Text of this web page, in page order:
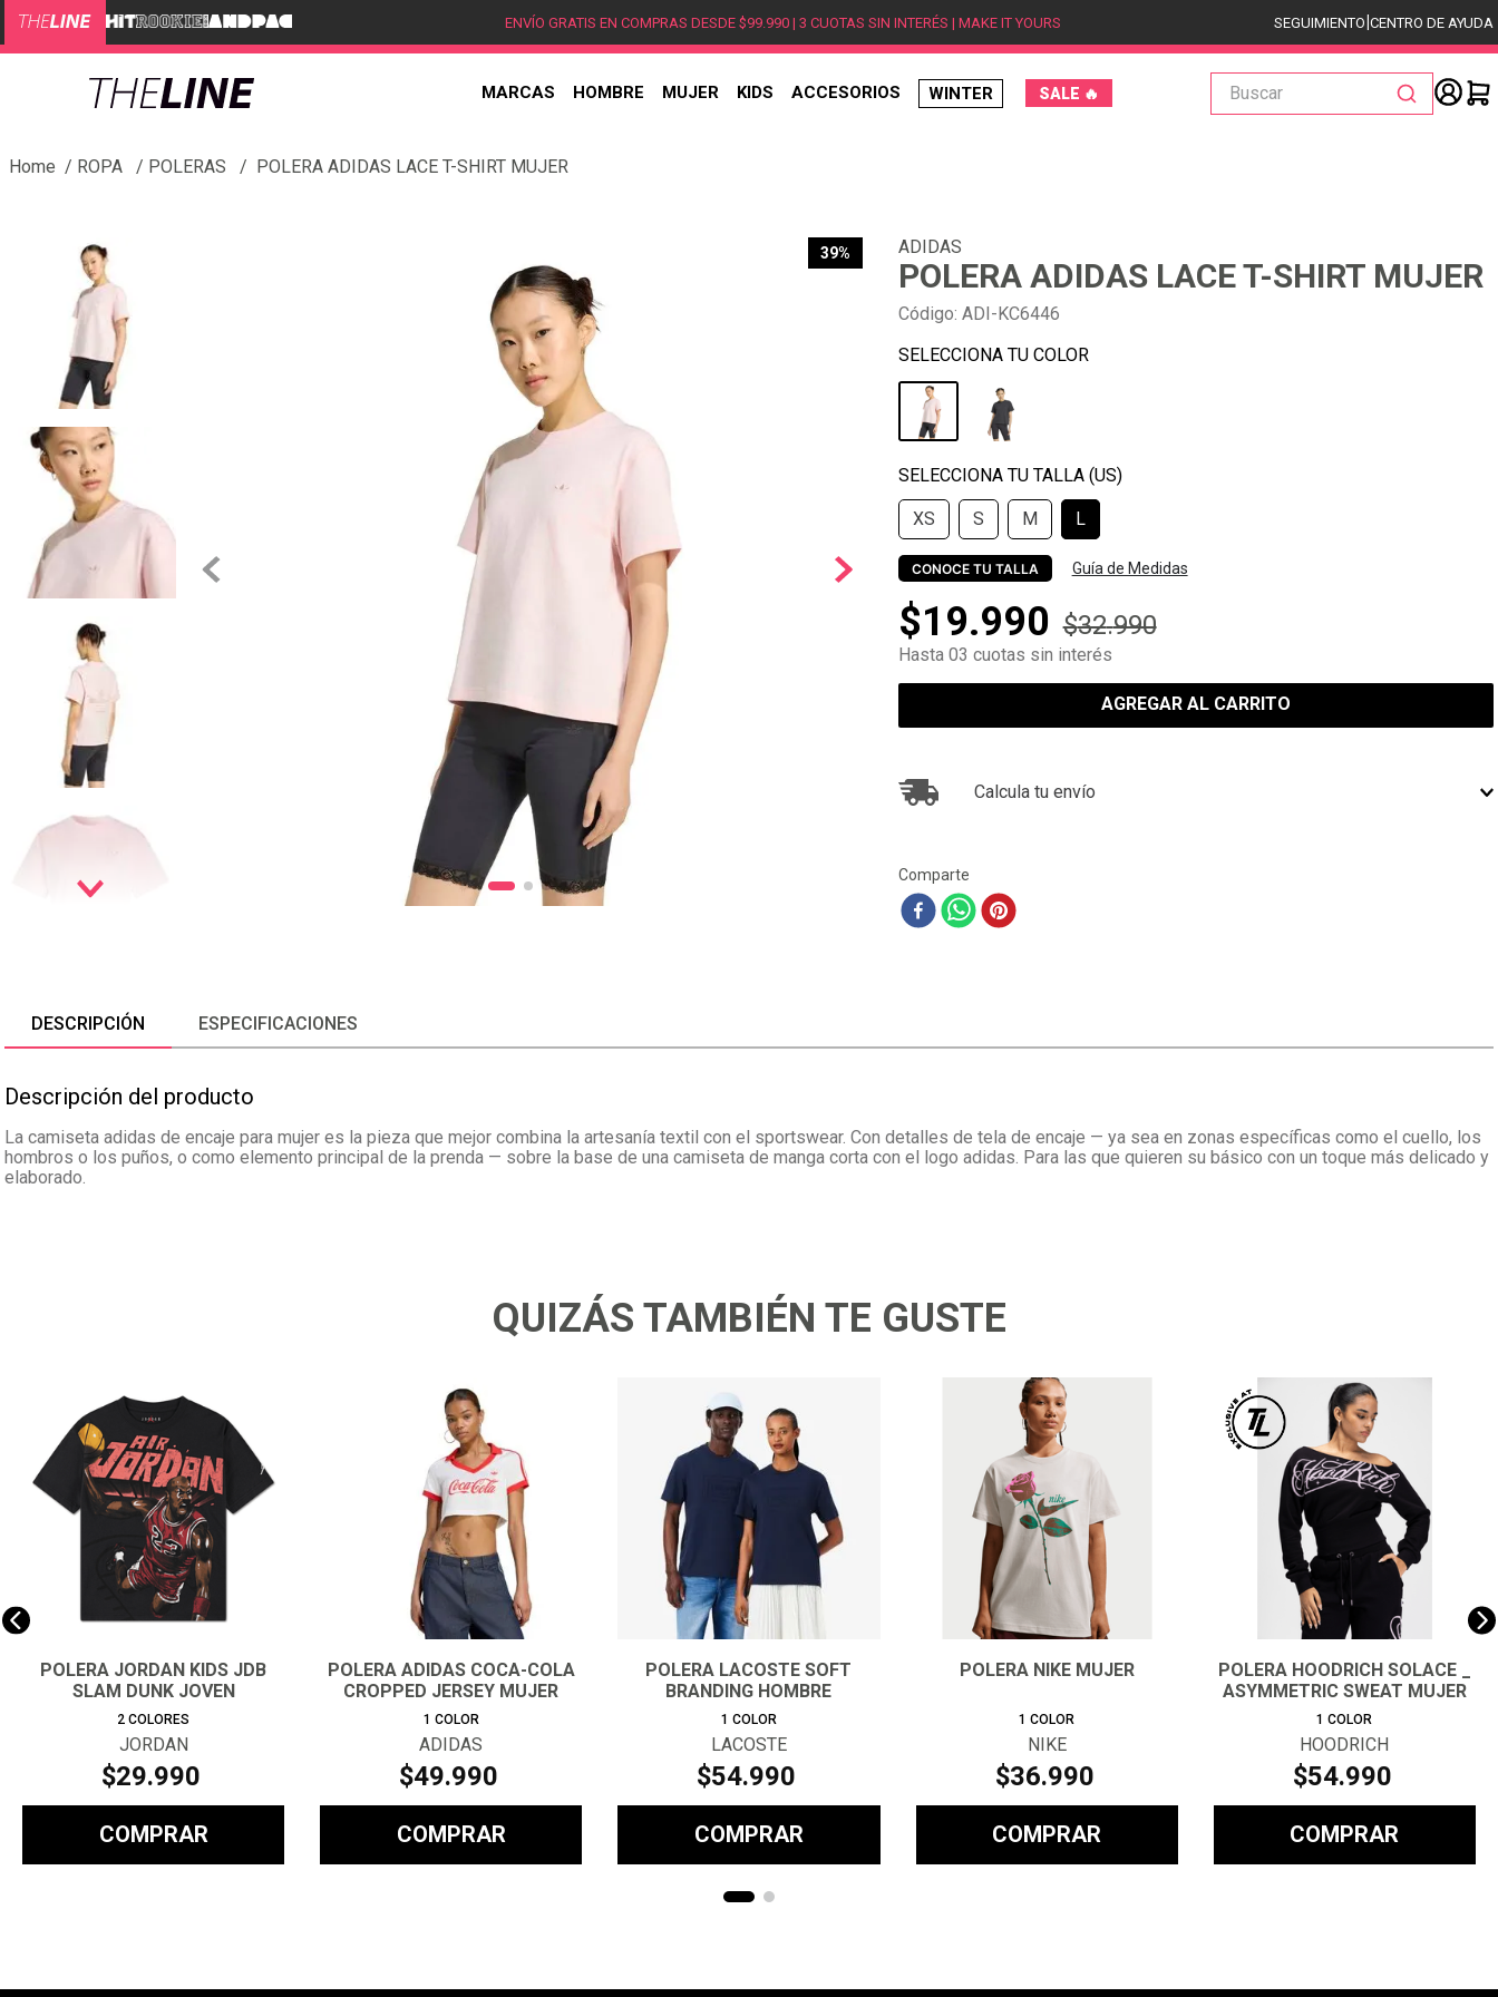
ENVÍO GRATIS EN COMPRAS DESDE $99.990 | 3 CUOTAS SIN INTERÉS | MAKE IT YOURS SEGUIMIENTO|CENTRO DE AYUDA
MARCAS HOMBRE MUJER KIDS ACCESORIOS WINTER SALE 🔥
Buscar
ROPA POLERAS POLERA ADIDAS LACE T-SHIRT MUJER
39% ADIDAS
POLERA ADIDAS LACE T-SHIRT MUJER
Código: ADI-KC6446
XS S M L
CONOCE TU TALLA Guía de Medidas
$19.990 $32.990
Hasta 03 cuotas sin interés
AGREGAR AL CARRITO
Calcula tu envío
Comparte
DESCRIPCIÓN ESPECIFICACIONES
Descripción del producto
La camiseta adidas de encaje para mujer es la pieza que mejor combina la artesanía textil con el sportswear. Con detalles de tela de encaje — ya sea en zonas específicas como el cuello, los
hombros o los puños, o como elemento principal de la prenda — sobre la base de una camiseta de manga corta con el logo adidas. Para las que quieren su básico con un toque más delicado y
elaborado.
QUIZÁS TAMBIÉN TE GUSTE
POLERA JORDAN KIDS JDB
SLAM DUNK JOVEN
2 COLORES
JORDAN
$29.990
COMPRAR
POLERA ADIDAS COCA-COLA
CROPPED JERSEY MUJER
1 COLOR
ADIDAS
$49.990
COMPRAR
POLERA LACOSTE SOFT
BRANDING HOMBRE
1 COLOR
LACOSTE
$54.990
COMPRAR
POLERA NIKE MUJER
1 COLOR
NIKE
$36.990
COMPRAR
POLERA HOODRICH SOLACE _
ASYMMETRIC SWEAT MUJER
1 COLOR
HOODRICH
$54.990
COMPRAR